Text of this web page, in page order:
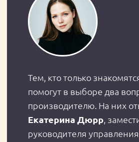
ресторанов и отелей, простраивать
технологические карты и рассчитывать
расход литровых пачек гораздо проще,
чем тех, в которых 875 или 920 мл.